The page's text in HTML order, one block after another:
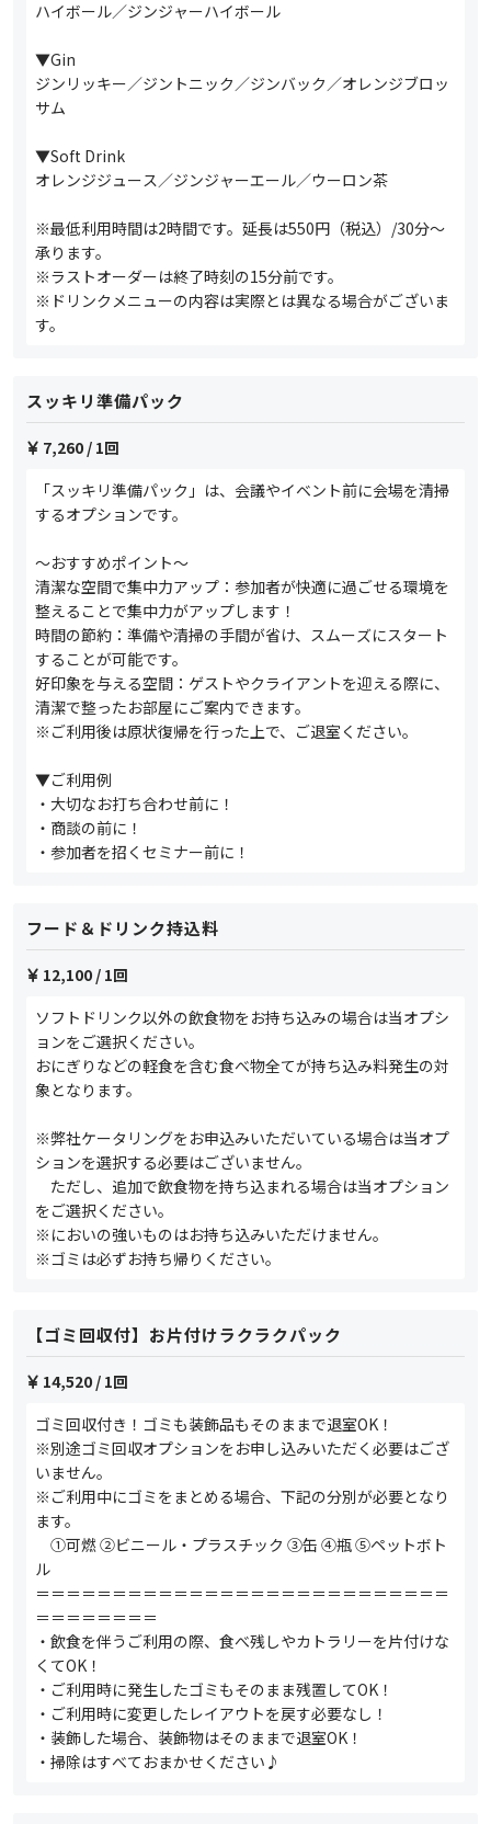
ハイボール／ジンジャーハイボール
▼Gin
ジンリッキー／ジントニック／ジンバック／オレンジブロッ
サム
▼Soft Drink
オレンジジュース／ジンジャーエール／ウーロン茶
※最低利用時間は2時間です。延長は550円（税込）/30分～
承ります。
※ラストオーダーは終了時刻の15分前です。
※ドリンクメニューの内容は実際とは異なる場合がございま
す。
スッキリ準備パック
7,260 / 1回
「スッキリ準備パック」は、会議やイベント前に会場を清掃
するオプションです。
〜おすすめポイント〜
清潔な空間で集中力アップ：参加者が快適に過ごせる環境を
整えることで集中力がアップします！
時間の節約：準備や清掃の手間が省け、スムーズにスタート
することが可能です。
好印象を与える空間：ゲストやクライアントを迎える際に、
清潔で整ったお部屋にご案内できます。
※ご利用後は原状復帰を行った上で、ご退室ください。
▼ご利用例
・大切なお打ち合わせ前に！
・商談の前に！
・参加者を招くセミナー前に！
フード＆ドリンク持込料
12,100 / 1回
ソフトドリンク以外の飲食物をお持ち込みの場合は当オプシ
ョンをご選択ください。
おにぎりなどの軽食を含む食べ物全てが持ち込み料発生の対
象となります。
※弊社ケータリングをお申込みいただいている場合は当オプ
ションを選択する必要はございません。
ただし、追加で飲食物を持ち込まれる場合は当オプション
をご選択ください。
※においの強いものはお持ち込みいただけません。
※ゴミは必ずお持ち帰りください。
【ゴミ回収付】お片付けラクラクパック
14,520 / 1回
ゴミ回収付き！ゴミも装飾品もそのままで退室OK！
※別途ゴミ回収オプションをお申し込みいただく必要はござ
いません。
※ご利用中にゴミをまとめる場合、下記の分別が必要となり
ます。
①可燃 ②ビニール・プラスチック ③缶 ④瓶 ⑤ペットボト
ル
＝＝＝＝＝＝＝＝＝＝＝＝＝＝＝＝＝＝＝＝＝＝＝＝＝＝＝
＝＝＝＝＝＝＝＝
・飲食を伴うご利用の際、食べ残しやカトラリーを片付けな
くてOK！
・ご利用時に発生したゴミもそのまま残置してOK！
・ご利用時に変更したレイアウトを戻す必要なし！
・装飾した場合、装飾物はそのままで退室OK！
・掃除はすべておまかせください♪